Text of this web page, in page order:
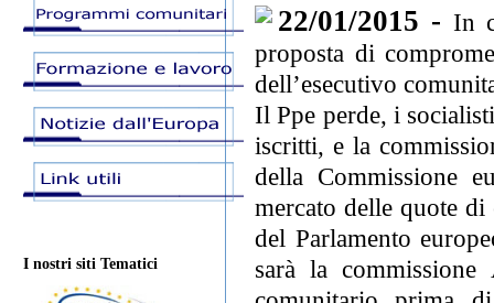
I nostri siti Tematici
22/01/2015 - In
proposta di
dell’esecutivo
Il Ppe perde, i
iscritti, e la
della Commissione
mercato delle quote
del Parlamento
sarà la